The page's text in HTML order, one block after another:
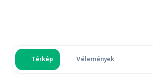
Térkép Vélemények